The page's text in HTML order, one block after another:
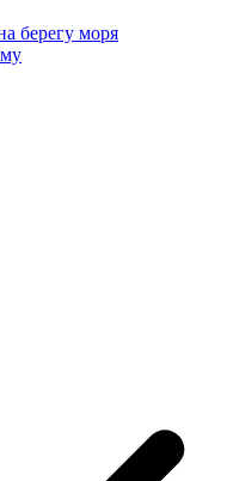
берегу моря